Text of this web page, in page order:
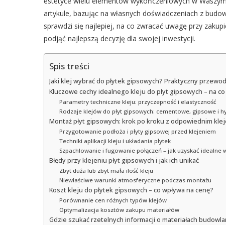
artykule, bazując na własnych doświadczeniach z
sprawdzi się najlepiej, na co zwracać uwagę przy
podjąć najlepszą decyzję dla swojej inwestycji.
Spis treści
Jaki klej wybrać do płytek gipsowych? Praktyczny
Kluczowe cechy idealnego kleju do płyt gipsowych – na
Parametry techniczne kleju: przyczepność i elastyczność
Rodzaje klejów do płyt gipsowych: cementowe, gipsowe i
Montaż płyt gipsowych: krok po kroku z odpowiednim
Przygotowanie podłoża i płyty gipsowej przed klejeniem
Techniki aplikacji kleju i układania płytek
Szpachlowanie i fugowanie połączeń – jak uzyskać idealne
Błędy przy klejeniu płyt gipsowych i jak ich unikać
Zbyt duża lub zbyt mała ilość kleju
Niewłaściwe warunki atmosferyczne podczas montażu
Koszt kleju do płytek gipsowych – co wpływa na cenę?
Porównanie cen różnych typów klejów
Optymalizacja kosztów zakupu materiałów
Gdzie szukać rzetelnych informacji o materiałach